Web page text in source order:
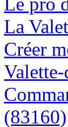
La
Créer
(83160)